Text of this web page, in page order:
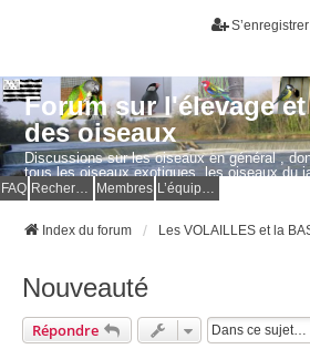
S’enregistrer
Forum sur l'élevage
des oiseaux
Discussions sur les oiseaux en général ,
tous les oiseaux exotiques, les oiseaux du
Questions, photos, expériences.
FAQ Membres
Index du forum Les VOLAILLES et la
Nouveauté
Répondre